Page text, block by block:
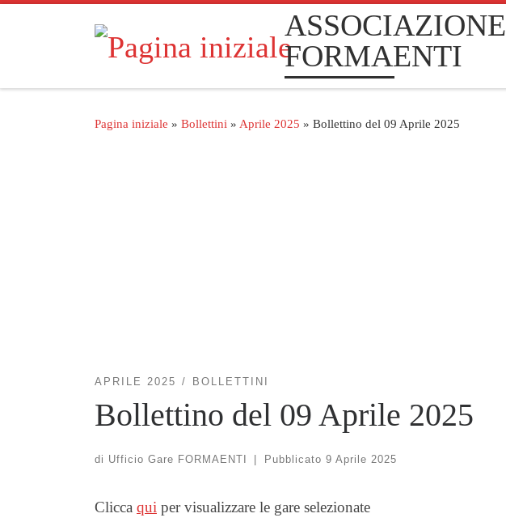
Passa al contenuto
ASSOCIAZIONE
FORMAENTI
Pagina iniziale » Bollettini » Aprile 2025 » Bollettino del 09 Aprile 2025
APRILE 2025 BOLLETTINI
Bollettino del 09 Aprile 2025
di Ufficio Gare FORMAENTI Pubblicato 9 Aprile 2025
Clicca qui per visualizzare le gare selezionate